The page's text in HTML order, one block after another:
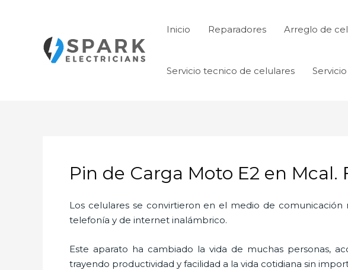
Inicio Reparadores Arreglo de
Servicio tecnico de celulares
Pin de Carga Moto E2 en Mcal.
Los celulares se convirtieron en el medio de
telefonía y de internet inalámbrico.
Este aparato ha cambiado la vida de muchas personas,
trayendo productividad y facilidad a la vida cotidiana sin